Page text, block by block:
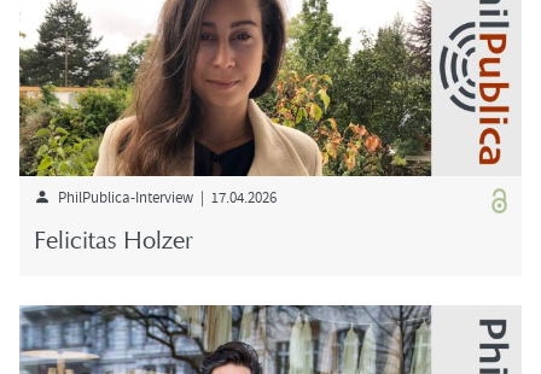
PhilPublica-​Interview | 17.04.2026
Fe­li­ci­tas Hol­zer